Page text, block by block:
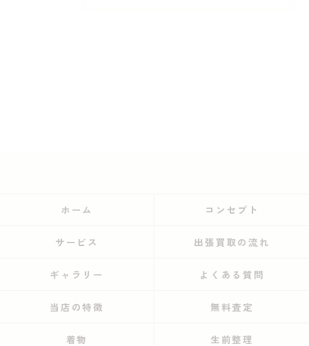
ホーム コンセプト
サービス 出張買取の流れ
ギャラリー よくある質問
当店の特徴 無料査定
着物 生前整理